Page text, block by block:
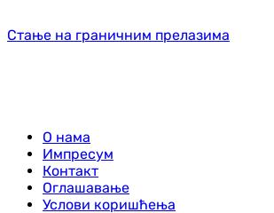
Стање на граничним прелазима
О нама
Импресум
Контакт
Оглашавање
Услови коришћења